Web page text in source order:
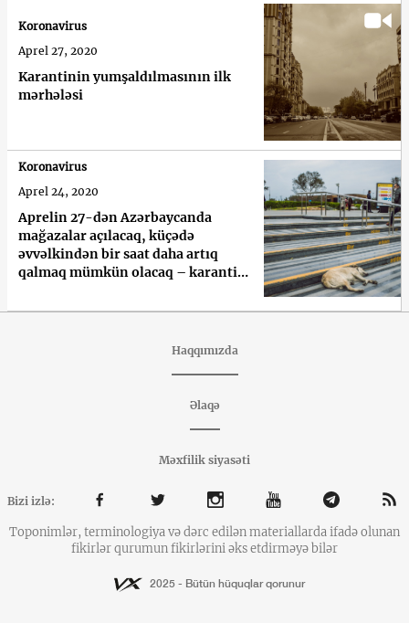
Karantinin yumşaldılmasının ilk
mərhələsi
Koronavirus
Aprel 27, 2020
Aprelin 27-dən Azərbaycanda
mağazalar açılacaq, küçədə
əvvəlkindən bir saat daha artıq
qalmaq mümkün olacaq – karantin
Koronavirus
Aprel 24, 2020
Haqqımızda
Əlaqə
Məxfilik siyasəti
Bizi izlə:
Toponimlər, terminologiya və dərc edilən materiallarda ifadə olunan
fikirlər qurumun fikirlərini əks etdirməyə bilər
2025 - Bütün hüquqlar qorunur